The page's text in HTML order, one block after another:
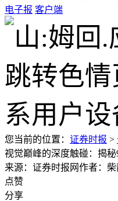
电子报 客户端
您当前的位置： 证券时报 >
视觉巅峰的深度触碰：揭
来源：证券时报网作者：柴
点赞
分享